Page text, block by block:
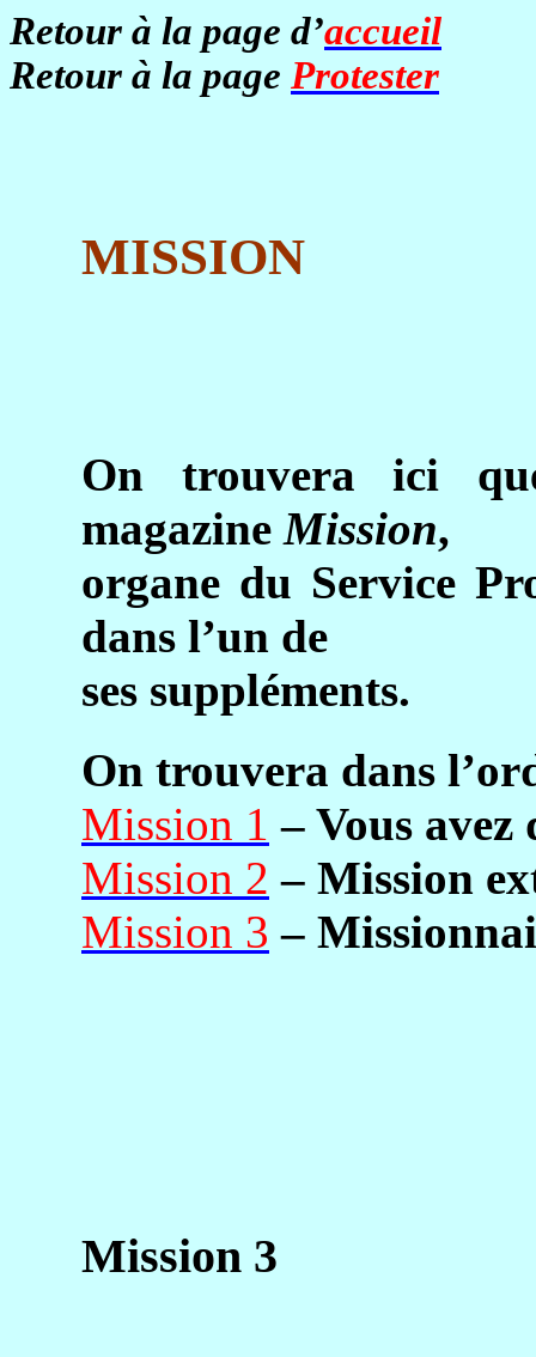
Retour à la page d’accueil
Retour à la page Protester
MISSION
On trouvera ici
magazineMission,
organe du Service
dans l’un de
ses suppléments.
On trouvera dans
Mission 1 – Vous
Mission 2 – Mission
Mission 3 –
Mission 3